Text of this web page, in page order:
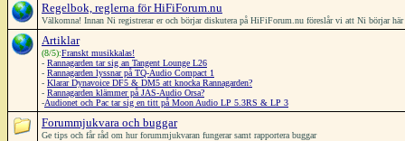
Regelbok, reglerna för HiFiForum.nu
Välkomna! Innan Ni registrerar er och börjar diskutera på HiFiForum.nu föreslår vi att Ni börjar
Artiklar
(8/5):Franskt musikkalas!
- Rannagarden tar sig an Tangent Lounge L26
- Rannagarden lyssnar på TQ-Audio Compact 1
- Klarar Dynavoice DF5 & DM5 att knocka Rannagarden?
- Rannagarden klämmer på JAS-Audio Orsa?
-Audionet och Pac tar sig en titt på Moon Audio LP 5.3RS & LP 3
Forummjukvara och buggar
Ge tips och får råd om hur forummjukvaran fungerar samt rapportera buggar